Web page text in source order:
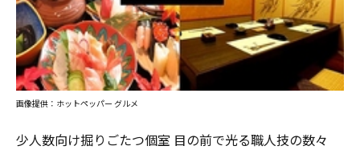
少人数向け掘りごたつ個室 目の前で光る職人技の数々
画像提供：ホットペッパー グルメ